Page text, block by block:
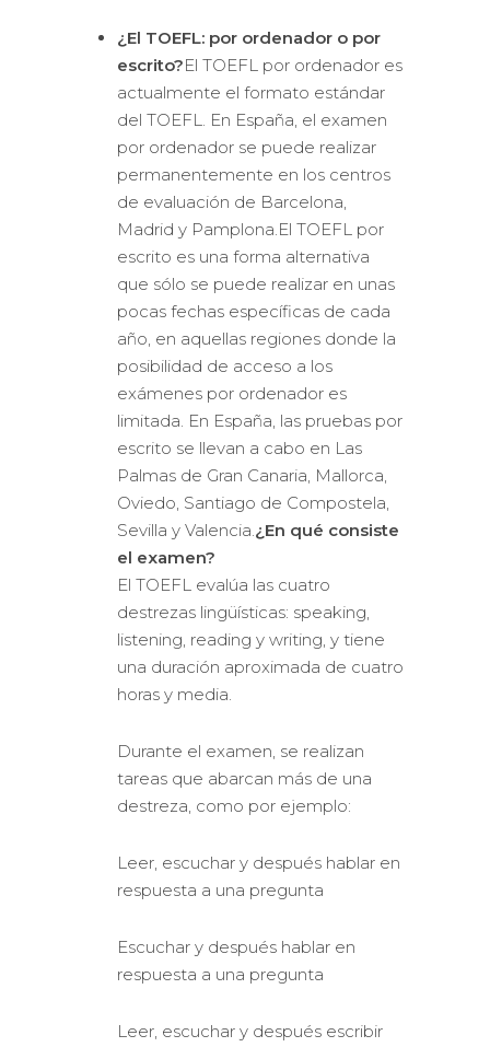
¿El TOEFL: por ordenador o por
escrito?El TOEFL por ordenador es
actualmente el formato estándar
del TOEFL. En España, el examen
por ordenador se puede realizar
permanentemente en los centros
de evaluación de Barcelona,
Madrid y Pamplona.El TOEFL por
escrito es una forma alternativa
que sólo se puede realizar en unas
pocas fechas específicas de cada
año, en aquellas regiones donde la
posibilidad de acceso a los
exámenes por ordenador es
limitada. En España, las pruebas por
escrito se llevan a cabo en Las
Palmas de Gran Canaria, Mallorca,
Oviedo, Santiago de Compostela,
Sevilla y Valencia.¿En qué consiste
el examen?
El TOEFL evalúa las cuatro
destrezas lingüísticas: speaking,
listening, reading y writing, y tiene
una duración aproximada de cuatro
horas y media.
Durante el examen, se realizan
tareas que abarcan más de una
destreza, como por ejemplo:
Leer, escuchar y después hablar en
respuesta a una pregunta
Escuchar y después hablar en
respuesta a una pregunta
Leer, escuchar y después escribir